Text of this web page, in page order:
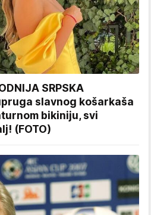
SRPSKA
slavnog košarkaša
bikiniju, svi
(FOTO)